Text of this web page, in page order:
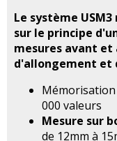
Le système
sur le principe
mesures avant et
d'allongement et
000 valeurs
Mesure sur
de 12mm à